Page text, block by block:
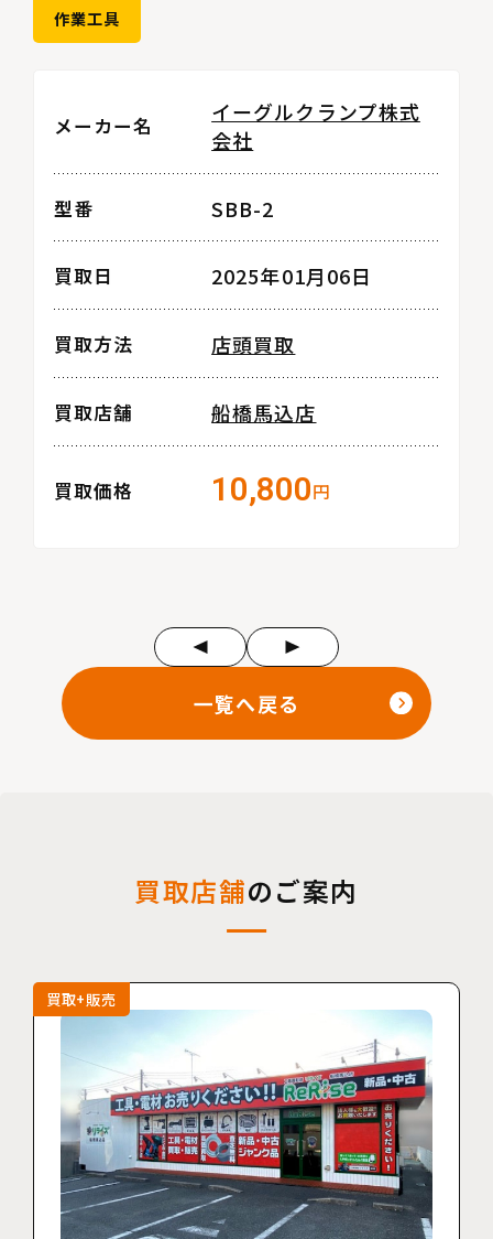
作業工具
メーカー名
イーグルクランプ株式
会社
型番 SBB-2
買取日 2025年01月06日
買取方法 店頭買取
買取店舗 船橋馬込店
買取価格 10,800円
一覧へ戻る
買取店舗のご案内
買取+販売